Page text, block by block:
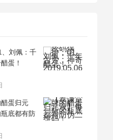
、刘佩：千
蛋！
醋蛋归元
底都有防